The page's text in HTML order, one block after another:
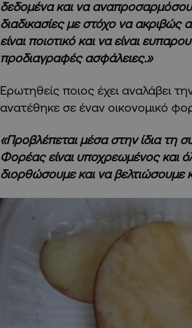
δεδομένα και να
διαδικασίες με στόχο να ακριβώς
είναι ποιοτικό και να είναι
προδιαγραφές ασφάλειες.»
Ερωτηθείς ποιος έχει αναλάβει
ανατέθηκε σε έναν οικονομικό
«Προβλέπεται μέσα στην ίδια τη
Φορέας είναι υποχρεωμένος και
διορθώσουμε και να βελτιώσουμε